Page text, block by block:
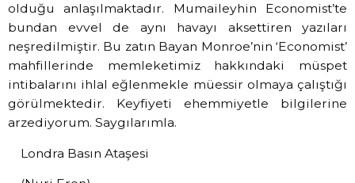
olduğu anlaşılmaktadır. Mumaileyhin Economist’te
bundan evvel de aynı havayı aksettiren yazıları
neşredilmiştir. Bu zatın Bayan Monroe’nin ‘Economist’
mahfillerinde memleketimiz hakkındaki müspet
intibalarını ihlal eğlenmekle müessir olmaya çalıştığı
görülmektedir. Keyfiyeti ehemmiyetle bilgilerine
arzediyorum. Saygılarımla.
Londra Basın Ataşesi